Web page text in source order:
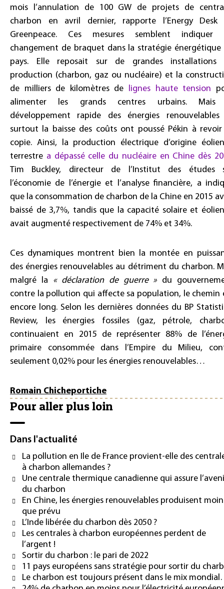
mois l’annulation de 100 GW de projets de
charbon en avril dernier, rapporte l’Energy Desk
Greenpeace. Ces mesures semblent indiquer
changement de braquet dans la stratégie énergétique
pays. Elle reposait sur de grandes installations
production (charbon, gaz ou nucléaire) et la
de milliers de kilomètres de lignes haute tension
alimenter les grands centres urbains. Mais
développement rapide des énergies
surtout la baisse des coûts ont poussé Pékin à revoir
copie. Ainsi, la production électrique d’origine
terrestre a dépassé celle du nucléaire en Chine dès
Tim Buckley, directeur de l’Institut des études
l’économie de l’énergie et l’analyse financière, a
que la consommation de charbon de la Chine en 2015
baissé de 3,7%, tandis que la capacité solaire et
avait augmenté respectivement de 74% et 34%.
Ces dynamiques montrent bien la montée en
des énergies renouvelables au détriment du charbon.
malgré la « déclaration de guerre » du
contre la pollution qui affecte sa population, le chemin
encore long. Selon les dernières données du BP
Review, les énergies fossiles (gaz, pétrole,
continuaient en 2015 de représenter 88% de
primaire consommée dans l’Empire du Milieu,
seulement 0,02% pour les énergies renouvelables…
Romain Chicheportiche
Pour aller plus loin
Dans l'actualité
La pollution en Ile de France provient-elle des
à charbon allemandes ?
Une centrale thermique canadienne qui assure
du charbon
En Chine, les énergies renouvelables produisent
que prévu
L’Inde libérée du charbon dès 2050 ?
Les centrales à charbon européennes perdent de
l’argent !
Sortir du charbon : le pari de 2022
11 pays européens sans stratégie pour sortir du
Le charbon est toujours présent dans le mix